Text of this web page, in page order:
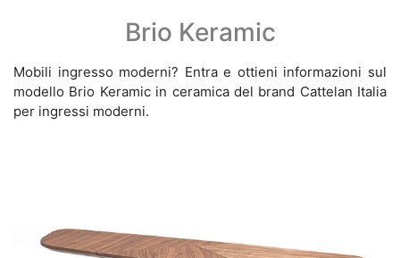
Brio Keramic
Mobili ingresso moderni? Entra e ottieni informazioni sul
modello Brio Keramic in ceramica del brand Cattelan Italia
per ingressi moderni.